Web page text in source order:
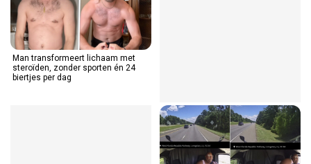
Man transformeert lichaam met
steroïden, zonder sporten én 24
biertjes per dag